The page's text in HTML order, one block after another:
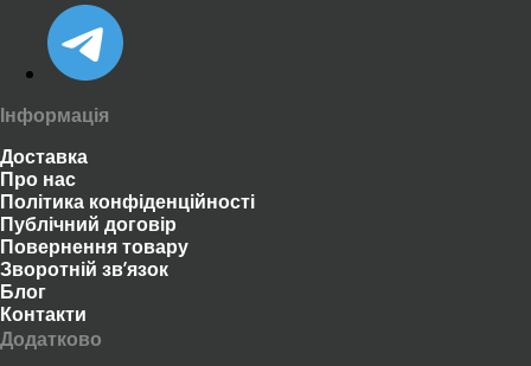
Інформація
Доставка
Про нас
Політика конфіденційності
Публічний договір
Повернення товару
Зворотній зв’язок
Блог
Контакти
Додатково